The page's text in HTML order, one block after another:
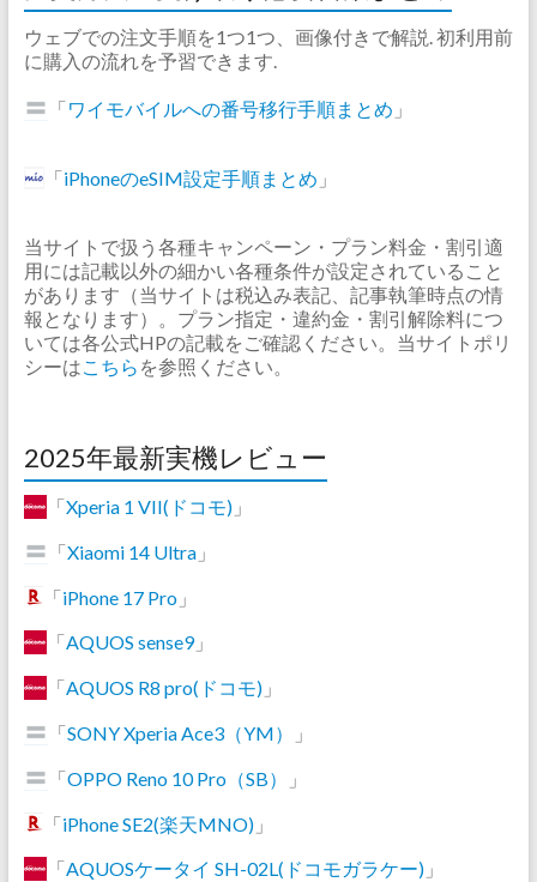
ウェブでの注文手順を1つ1つ、画像付きで解説. 初利用前
に購入の流れを予習できます.
「ワイモバイルへの番号移行手順まとめ 」
「iPhoneのeSIM設定手順まとめ 」
当サイトで扱う各種キャンペーン・プラン料金・割引適
用には記載以外の細かい各種条件が設定されていること
があります（当サイトは税込み表記、記事執筆時点の情
報となります）。プラン指定・違約金・割引解除料につ
いては各公式HPの記載をご確認ください。当サイトポリ
シーはこちら を参照ください。
2025年最新実機レビュー
「Xperia 1 VII(ドコモ)」
「Xiaomi 14 Ultra」
「iPhone 17 Pro」
「AQUOS sense9」
「AQUOS R8 pro(ドコモ)」
「SONY Xperia Ace3（YM）
」
「OPPO Reno 10 Pro（SB）
」
「iPhone SE2(楽天MNO)」
「AQUOSケータイ SH-02L(ドコモガラケー)」